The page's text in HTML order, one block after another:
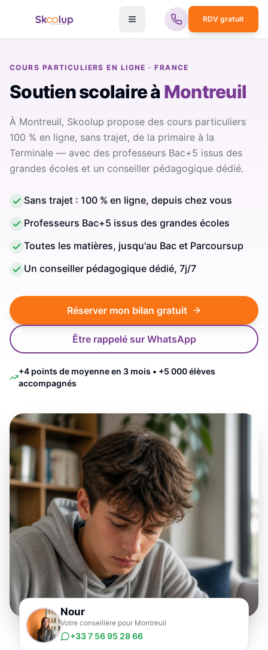
RDV gratuit
COURS PARTICULIERS EN LIGNE · FRANCE
Soutien scolaireà Montreuil
À Montreuil, Skoolup propose des cours particuliers
100 % en ligne, sans trajet, de la primaire à la
Terminale — avec des professeurs Bac+5 issus des
grandes écoles et un conseiller pédagogique dédié.
Sans trajet : 100 % en ligne, depuis chez vous
Professeurs Bac+5 issus des grandes écoles
Toutes les matières, jusqu'au Bac et Parcoursup
Un conseiller pédagogique dédié, 7j/7
Réserver mon bilan gratuit
Être rappelé sur WhatsApp
+4 points de moyenne en 3 mois • +5 000 élèves
accompagnés
Nour
Votre conseillère pour Montreuil
+33 7 56 95 28 66